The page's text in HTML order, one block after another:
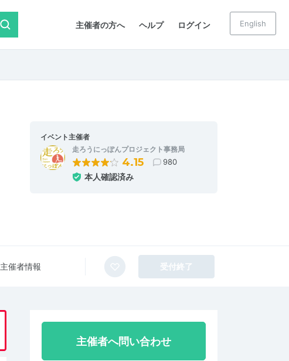
主催者の方へ ヘルプ ログイン English
イベント主催者
走ろうにっぽんプロジェクト事務局
4.15 980
本人確認済み
主催者情報 受付終了
主催者へ問い合わせ